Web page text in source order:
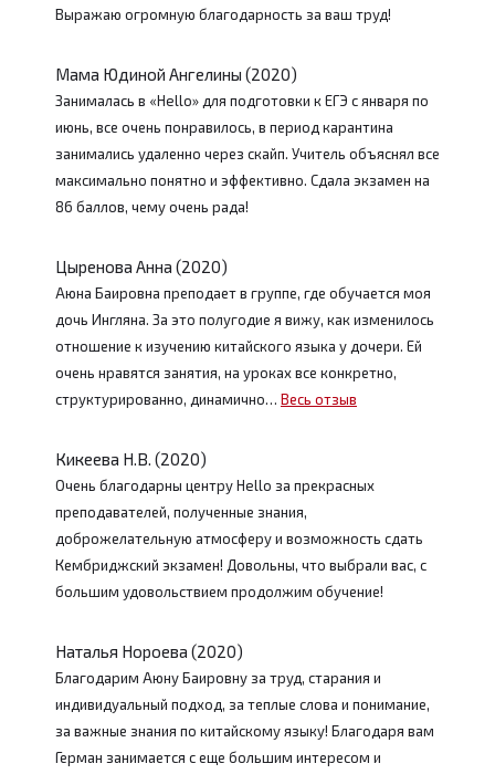
Выражаю огромную благодарность за ваш труд!
Мама Юдиной Ангелины (2020)
Занималась в «Hello» для подготовки к ЕГЭ с января по
июнь, все очень понравилось, в период карантина
занимались удаленно через скайп. Учитель объяснял все
максимально понятно и эффективно. Сдала экзамен на
86 баллов, чему очень рада!
Цыренова Анна (2020)
Аюна Баировна преподает в группе, где обучается моя
дочь Ингляна. За это полугодие я вижу, как изменилось
отношение к изучению китайского языка у дочери. Ей
очень нравятся занятия, на уроках все конкретно,
структурированно, динамично… Весь отзыв
Кикеева Н.В. (2020)
Очень благодарны центру Hello за прекрасных
преподавателей, полученные знания,
доброжелательную атмосферу и возможность сдать
Кембриджский экзамен! Довольны, что выбрали вас, с
большим удовольствием продолжим обучение!
Наталья Нороева (2020)
Благодарим Аюну Баировну за труд, старания и
индивидуальный подход, за теплые слова и понимание,
за важные знания по китайскому языку! Благодаря вам
Герман занимается с еще большим интересом и